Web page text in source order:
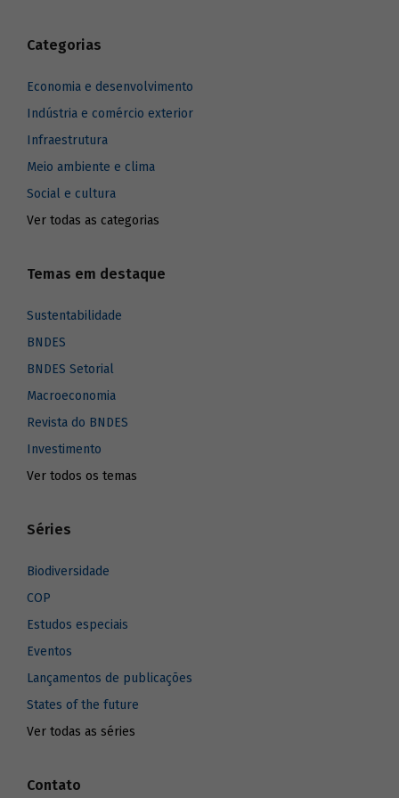
Categorias
Economia e desenvolvimento
Indústria e comércio exterior
Infraestrutura
Meio ambiente e clima
Social e cultura
Ver todas as categorias
Temas em destaque
Sustentabilidade
BNDES
BNDES Setorial
Macroeconomia
Revista do BNDES
Investimento
Ver todos os temas
Séries
Biodiversidade
COP
Estudos especiais
Eventos
Lançamentos de publicações
States of the future
Ver todas as séries
Contato